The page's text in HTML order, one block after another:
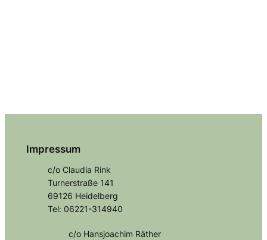
Impressum
c/o Claudia Rink
Turnerstraße 141
69126 Heidelberg
Tel: 06221-314940
c/o Hansjoachim Räther